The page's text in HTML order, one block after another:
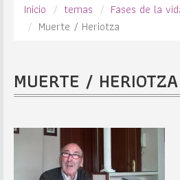
Inicio temas
Fases de la
Muerte / Heriotza
MUERTE / HERIOTZA